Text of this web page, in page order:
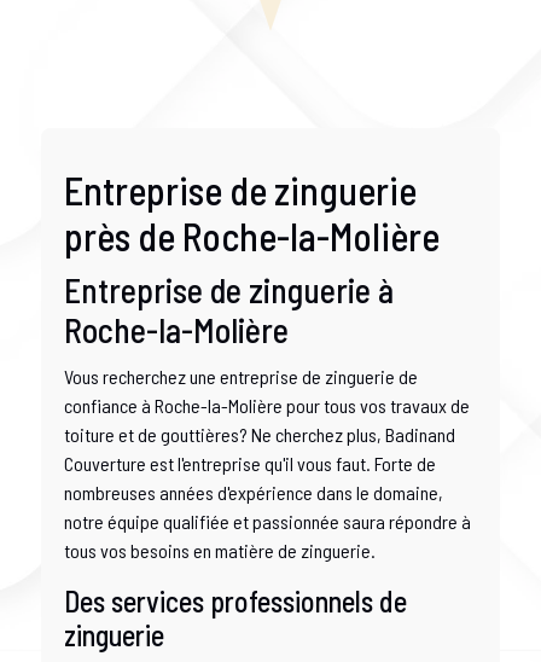
Entreprise de zinguerie
près de Roche-la-Molière
Entreprise de zinguerie à
Roche-la-Molière
Vous recherchez une entreprise de zinguerie de
confiance à Roche-la-Molière pour tous vos travaux de
toiture et de gouttières? Ne cherchez plus, Badinand
Couverture est l'entreprise qu'il vous faut. Forte de
nombreuses années d'expérience dans le domaine,
notre équipe qualifiée et passionnée saura répondre à
tous vos besoins en matière de zinguerie.
Des services professionnels de
zinguerie